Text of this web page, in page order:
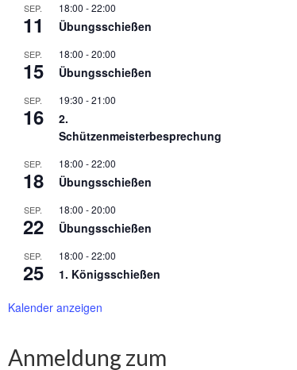
SEP.
11
18:00 -22:00
Übungsschießen
SEP.
15
18:00 -20:00
Übungsschießen
SEP.
16
19:30 -21:00
2.
Schützenmeisterbesprechung
SEP.
18
18:00 -22:00
Übungsschießen
SEP.
22
18:00 -20:00
Übungsschießen
SEP.
25
18:00 -22:00
1. Königsschießen
Kalender anzeigen
Anmeldung zum